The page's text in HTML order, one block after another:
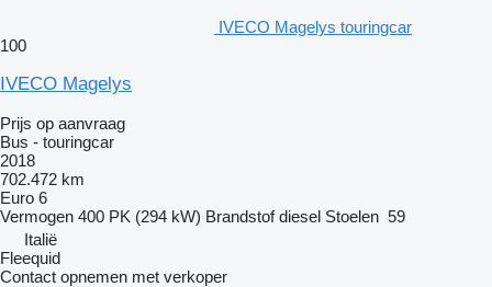
IVECO Magelys touringcar
100
IVECO Magelys
Prijs op aanvraag
Bus - touringcar
2018
702.472 km
Euro 6
Vermogen 400 PK (294 kW) Brandstof diesel Stoelen 59
Italië
Fleequid
Contact opnemen met verkoper